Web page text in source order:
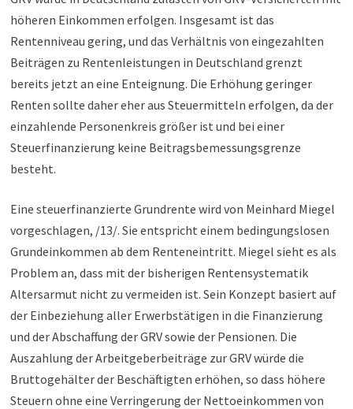
höheren Einkommen erfolgen. Insgesamt ist das
Rentenniveau gering, und das Verhältnis von eingezahlten
Beiträgen zu Rentenleistungen in Deutschland grenzt
bereits jetzt an eine Enteignung. Die Erhöhung geringer
Renten sollte daher eher aus Steuermitteln erfolgen, da der
einzahlende Personenkreis größer ist und bei einer
Steuerfinanzierung keine Beitragsbemessungsgrenze
besteht.
Eine steuerfinanzierte Grundrente wird von Meinhard Miegel
vorgeschlagen, /13/. Sie entspricht einem bedingungslosen
Grundeinkommen ab dem Renteneintritt. Miegel sieht es als
Problem an, dass mit der bisherigen Rentensystematik
Altersarmut nicht zu vermeiden ist. Sein Konzept basiert auf
der Einbeziehung aller Erwerbstätigen in die Finanzierung
und der Abschaffung der GRV sowie der Pensionen. Die
Auszahlung der Arbeitgeberbeiträge zur GRV würde die
Bruttogehälter der Beschäftigten erhöhen, so dass höhere
Steuern ohne eine Verringerung der Nettoeinkommen von